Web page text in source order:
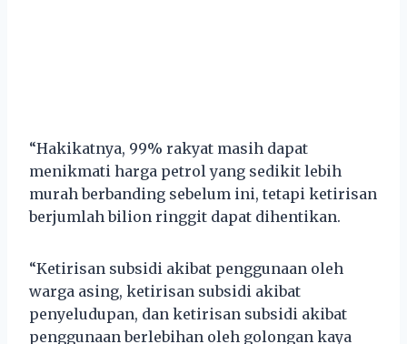
“Hakikatnya, 99% rakyat masih dapat
menikmati harga petrol yang sedikit lebih
murah berbanding sebelum ini, tetapi ketirisan
berjumlah bilion ringgit dapat dihentikan.
“Ketirisan subsidi akibat penggunaan oleh
warga asing, ketirisan subsidi akibat
penyeludupan, dan ketirisan subsidi akibat
penggunaan berlebihan oleh golongan kaya